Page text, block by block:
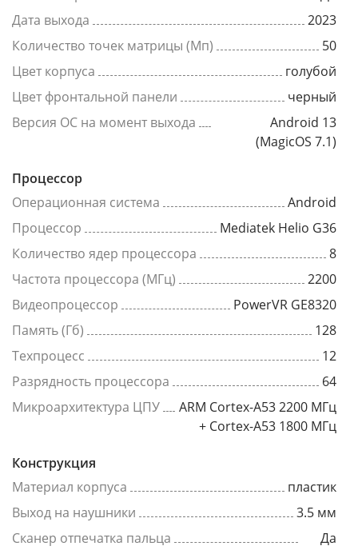
Дата выхода
2023
Количество точек матрицы (Мп)
50
Цвет корпуса
голубой
Цвет фронтальной панели
черный
Версия ОС на момент выхода
Android 13
(MagicOS 7.1)
Процессор
Операционная система
Android
Процессор
Mediatek Helio G36
Количество ядер процессора
8
Частота процессора (МГц)
2200
Видеопроцессор
PowerVR GE8320
Память (Гб)
128
Техпроцесс
12
Разрядность процессора
64
Микроархитектура ЦПУ
ARM Cortex-A53 2200 МГц
+ Cortex-A53 1800 МГц
Конструкция
Материал корпуса
пластик
Выход на наушники
3.5 мм
Сканер отпечатка пальца
Да